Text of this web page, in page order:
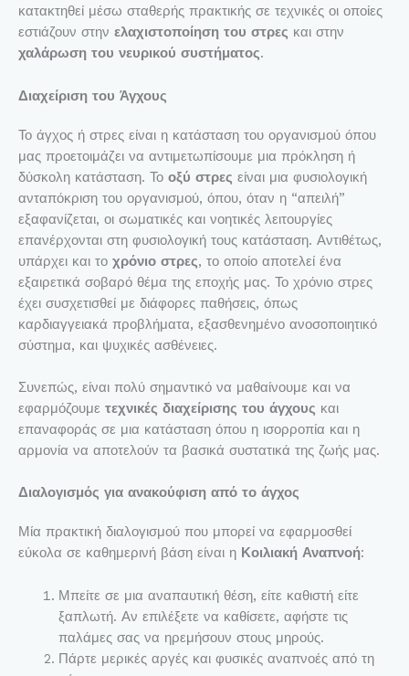
κατακτηθεί μέσω σταθερής πρακτικής σε τεχνικές οι οποίες
εστιάζουν στην ελαχιστοποίηση του στρες και στην
χαλάρωση του νευρικού συστήματος.
Διαχείριση του Άγχους
Το άγχος ή στρες είναι η κατάσταση του οργανισμού όπου
μας προετοιμάζει να αντιμετωπίσουμε μια πρόκληση ή
δύσκολη κατάσταση. Το οξύ στρες είναι μια φυσιολογική
ανταπόκριση του οργανισμού, όπου, όταν η “απειλή”
εξαφανίζεται, οι σωματικές και νοητικές λειτουργίες
επανέρχονται στη φυσιολογική τους κατάσταση. Αντιθέτως,
υπάρχει και το χρόνιο στρες, το οποίο αποτελεί ένα
εξαιρετικά σοβαρό θέμα της εποχής μας. Το χρόνιο στρες
έχει συσχετισθεί με διάφορες παθήσεις, όπως
καρδιαγγειακά προβλήματα, εξασθενημένο ανοσοποιητικό
σύστημα, και ψυχικές ασθένειες.
Συνεπώς, είναι πολύ σημαντικό να μαθαίνουμε και να
εφαρμόζουμε τεχνικές διαχείρισης του άγχους και
επαναφοράς σε μια κατάσταση όπου η ισορροπία και η
αρμονία να αποτελούν τα βασικά συστατικά της ζωής μας.
Διαλογισμός για ανακούφιση από το άγχος
Μία πρακτική διαλογισμού που μπορεί να εφαρμοσθεί
εύκολα σε καθημερινή βάση είναι η Κοιλιακή Αναπνοή:
Μπείτε σε μια αναπαυτική θέση, είτε καθιστή είτε
ξαπλωτή. Αν επιλέξετε να καθίσετε, αφήστε τις
παλάμες σας να ηρεμήσουν στους μηρούς.
Πάρτε μερικές αργές και φυσικές αναπνοές από τη